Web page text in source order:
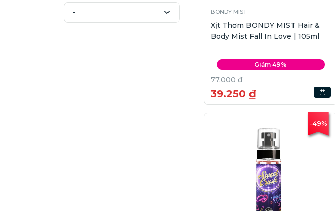
BONDY MIST
Xịt Thơm BONDY MIST Hair &
Body Mist Fall In Love | 105ml
Giảm 49%
77.000 ₫
39.250 ₫
-49%